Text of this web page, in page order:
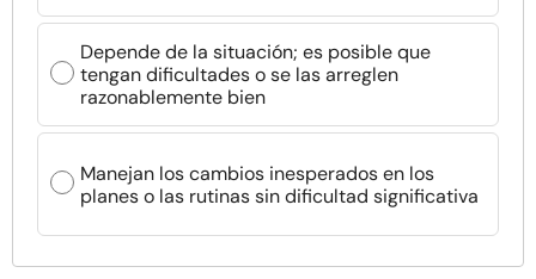
Depende de la situación; es posible que
tengan dificultades o se las arreglen
razonablemente bien
Manejan los cambios inesperados en los
planes o las rutinas sin dificultad significativa